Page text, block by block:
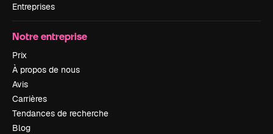
Entreprises
Notre entreprise
Prix
À propos de nous
Avis
Carrières
Tendances de recherche
Blog